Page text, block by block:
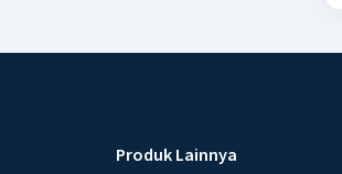
Produk Lainnya